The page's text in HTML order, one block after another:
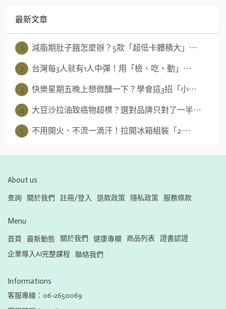
最新文章
1 減脂期肚子餓怎麼辦？5款「超低卡體積大」⋯
2 台灣每3人就有1人中彈！用「檢、吃、動」⋯
3 快樂星期五晚上想微醺一下？學會這3招「小⋯
4 大豆沙拉油致癌物超標？選對品牌只對了一半⋯
5 不用開火、不流一滴汗！拉開冰箱組裝「2:⋯
About us
查詢 關於我們 註冊/登入 退款政策 隱私政策 服務條款
Menu
首頁 最新動態 關於我們 健康專欄 商品列表
證書認證
企業導入AI完整課程
聯絡我們
Informations
客服專線：06-2650069